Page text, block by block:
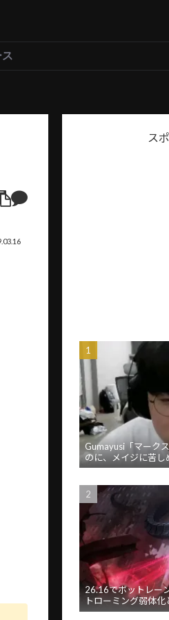
ス
Gumayusi「マーク
のに、メイジに苦し
タに苦言
26.16でボットレー
トローミング弱体